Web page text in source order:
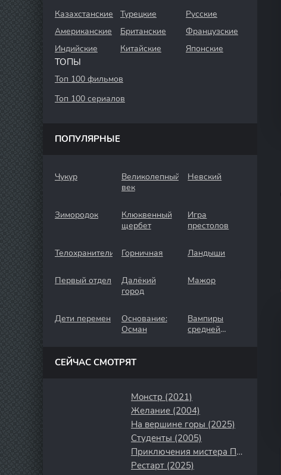
Казахстанские Турецкие
Русские
Американские
Британские
Французские
Индийские
Китайские Японские
ТОПЫ
Топ 100 фильмов
Топ 100 сериалов
ПОПУЛЯРНЫЕ
Чукур
Великолепный
век
Невский
Зимородок
Клюквенный
щербет
Игра
престолов
Телохранители Горничная Ландыши
Первый отдел
Далёкий
город
Мажор
Дети перемен
Основание:
Осман
Вампиры
средней
СЕЙЧАС СМОТРЯТ
Монстр (2021)
Желание (2004)
На вершине горы (2025)
Студенты (2005)
Приключения мистера Пибоди и Шермана (2014)
Рестарт (2025)